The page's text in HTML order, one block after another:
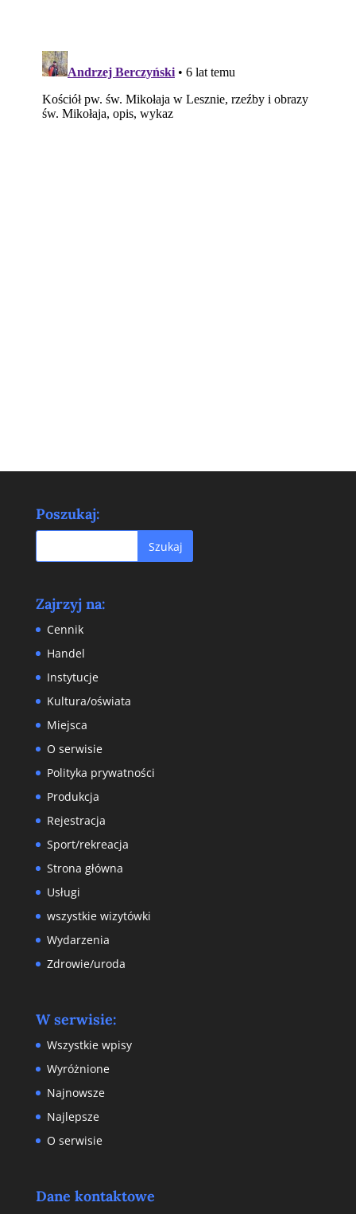
Poszukaj:
Zajrzyj na:
Cennik
Handel
Instytucje
Kultura/oświata
Miejsca
O serwisie
Polityka prywatności
Produkcja
Rejestracja
Sport/rekreacja
Strona główna
Usługi
wszystkie wizytówki
Wydarzenia
Zdrowie/uroda
W serwisie:
Wszystkie wpisy
Wyróżnione
Najnowsze
Najlepsze
O serwisie
Dane kontaktowe